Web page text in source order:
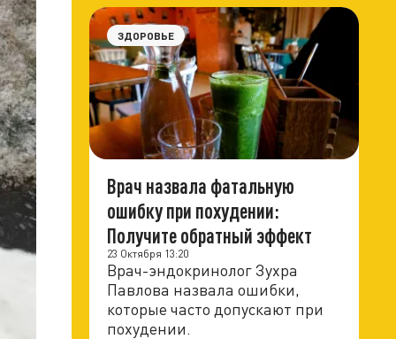
ЗДОРОВЬЕ
Врач назвала фатальную
ошибку при похудении:
Получите обратный эффект
23 Октября 13:20
Врач-эндокринолог Зухра
Павлова назвала ошибки,
которые часто допускают при
похудении.